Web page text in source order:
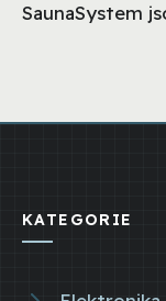
SaunaSystem
KATEGORIE